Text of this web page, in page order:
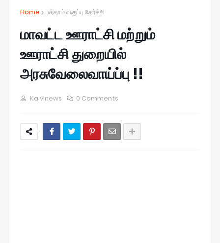
Home பத்தாம் வகுப்பு தேர்ச்சி
மாவட்ட ஊராட்சி மற்றும்
ஊராட்சி துறையில்
அரசுவேலைவாய்ப்பு !!
Kalvinews 0 Comments